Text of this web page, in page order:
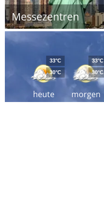
Messezentren
heute
33°C
30°C
morgen
33°C
30°C